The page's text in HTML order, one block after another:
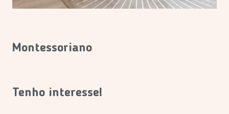
Montessoriano
Tenho interesse!